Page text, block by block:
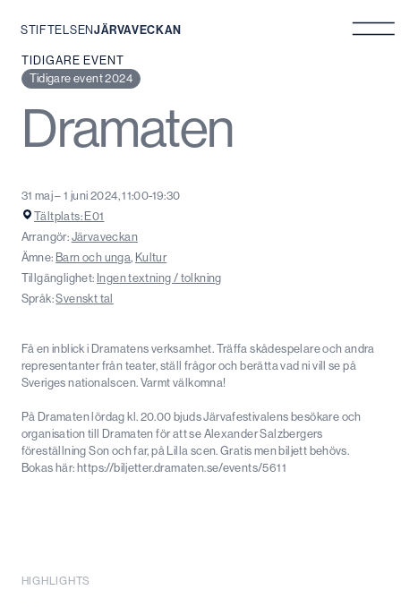
Hoppa
STIFTELSENJÄRVAVECKAN
TIDIGARE EVENT
Tidigare event 2024
Dramaten
31 maj – 1 juni 2024, 11:00-19:30
Tältplats: E01
Arrangör: Järvaveckan
Ämne: Barn och unga, Kultur
Tillgänglighet: Ingen textning / tolkning
Språk:Svenskt tal
Få en inblick i Dramatens verksamhet. Träffa skådespelare och andra
representanter från teater, ställ frågor och berätta vad ni vill se på
Sveriges nationalscen. Varmt välkomna!
På Dramaten lördag kl. 20.00 bjuds Järvafestivalens besökare och
organisation till Dramaten för att se Alexander Salzbergers
föreställning Son och far, på Lilla scen. Gratis men biljett behövs.
Bokas här: https://biljetter.dramaten.se/events/5611
HIGHLIGHTS